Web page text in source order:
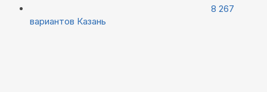
8 267
вариантов Казань